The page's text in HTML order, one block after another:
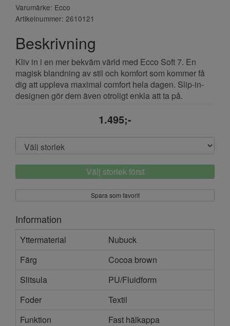
Varumärke: Ecco
Artikelnummer: 2610121
Beskrivning
Kliv in i en mer bekväm värld med Ecco Soft 7. En
magisk blandning av stil och komfort som kommer få
dig att uppleva maximal comfort hela dagen. Slip-in-
designen gör dem även otroligt enkla att ta på.
1.495;-
Välj storlek först
Spara som favorit
Information
Yttermaterial
Nubuck
Färg
Cocoa brown
Slitsula
PU/Fluidform
Foder
Textil
Funktion
Fast hälkappa